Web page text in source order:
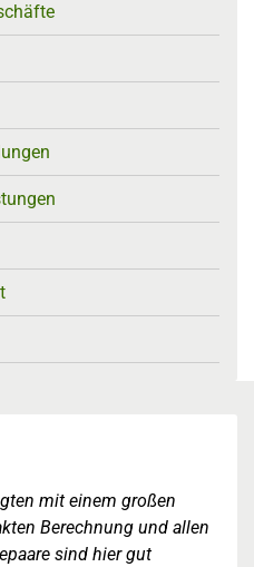
mit einem großen
Berechnung und allen
sind hier gut